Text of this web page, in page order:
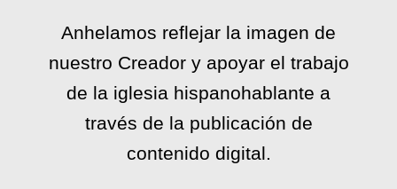
Anhelamos reflejar la imagen de
nuestro Creador y apoyar el trabajo
de la iglesia hispanohablante a
través de la publicación de
contenido digital.